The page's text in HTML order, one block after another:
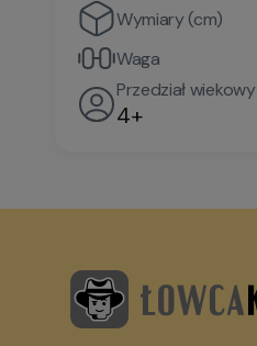
Wymiary (cm)
Waga
Przedział wiekowy
4+